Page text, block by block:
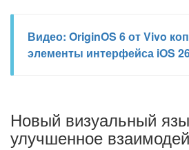
Видео: OriginOS 6 от Vivo
элементы интерфейса iOS
Новый визуальный
улучшенное